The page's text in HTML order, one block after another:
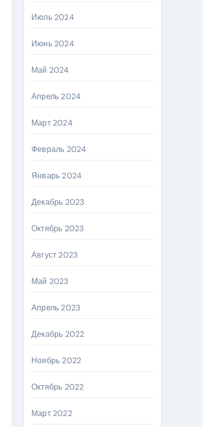
Июль 2024
Июнь 2024
Май 2024
Апрель 2024
Март 2024
Февраль 2024
Январь 2024
Декабрь 2023
Октябрь 2023
Август 2023
Май 2023
Апрель 2023
Декабрь 2022
Ноябрь 2022
Октябрь 2022
Март 2022